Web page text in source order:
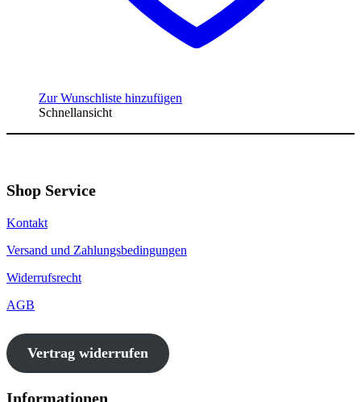
Zur Wunschliste hinzufügen
Schnellansicht
Shop Service
Kontakt
Versand und Zahlungsbedingungen
Widerrufsrecht
AGB
Vertrag widerrufen
Informationen